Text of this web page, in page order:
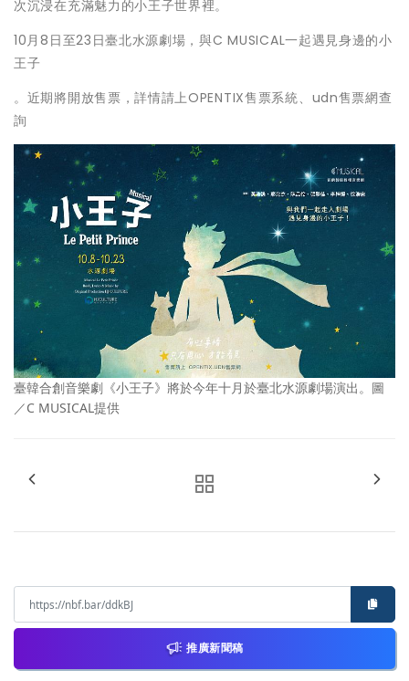
次沉浸在充滿魅力的小王子世界裡。
10月8日至23日臺北水源劇場，與C MUSICAL一起遇見身邊的小
王子
。近期將開放售票，詳情請上OPENTIX售票系統、udn售票網查
詢
臺韓合創音樂劇《小王子》將於今年十月於臺北水源劇場演出。圖
／C MUSICAL提供
推廣新聞稿